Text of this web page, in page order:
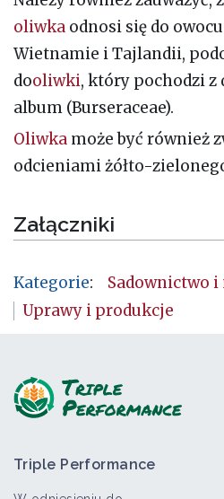
oliwka odnosi się do
Wietnamie i Tajlandii,
dooliwki, który pochodzi z
album (Burseraceae).
Oliwka może być również
odcieniami żółto-
Załączniki
Kategorie:
Sadownictwo i
Uprawy i produkcje
Triple Performance